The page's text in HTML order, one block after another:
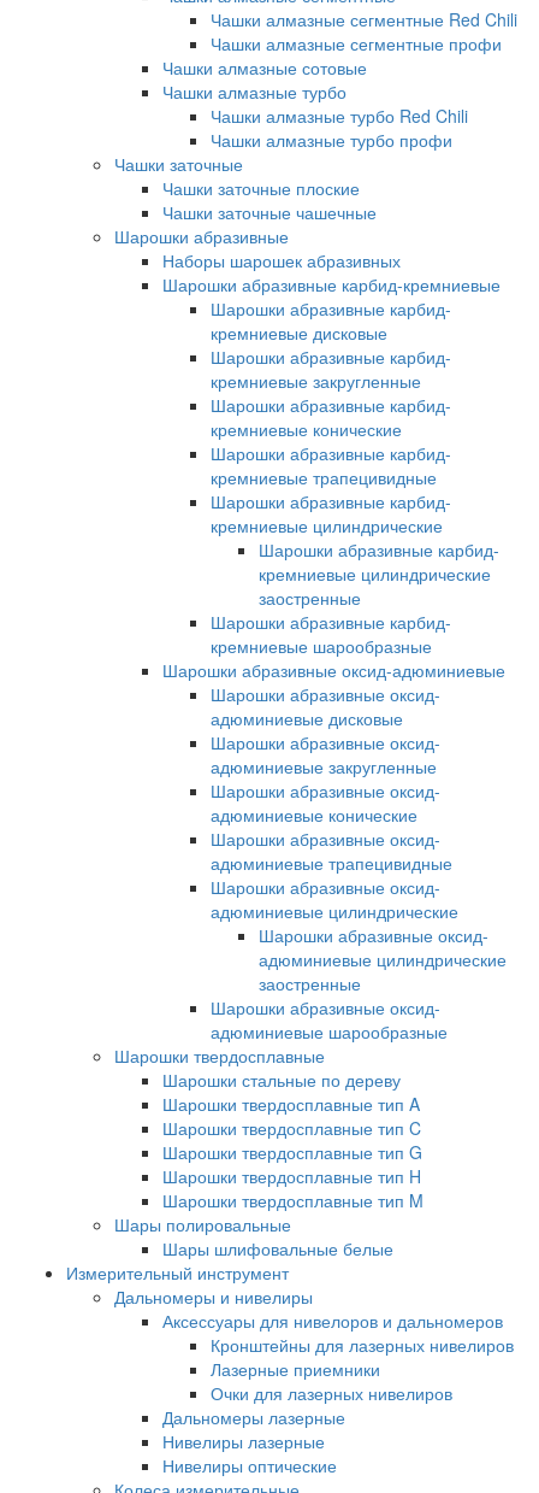
Чашки алмазные сегментные Red Chili
Чашки алмазные сегментные профи
Чашки алмазные сотовые
Чашки алмазные турбо
Чашки алмазные турбо Red Chili
Чашки алмазные турбо профи
Чашки заточные
Чашки заточные плоские
Чашки заточные чашечные
Шарошки абразивные
Наборы шарошек абразивных
Шарошки абразивные карбид-кремниевые
Шарошки абразивные карбид-
кремниевые дисковые
Шарошки абразивные карбид-
кремниевые закругленные
Шарошки абразивные карбид-
кремниевые конические
Шарошки абразивные карбид-
кремниевые трапецивидные
Шарошки абразивные карбид-
кремниевые цилиндрические
Шарошки абразивные карбид-
кремниевые цилиндрические
заостренные
Шарошки абразивные карбид-
кремниевые шарообразные
Шарошки абразивные оксид-адюминиевые
Шарошки абразивные оксид-
адюминиевые дисковые
Шарошки абразивные оксид-
адюминиевые закругленные
Шарошки абразивные оксид-
адюминиевые конические
Шарошки абразивные оксид-
адюминиевые трапецивидные
Шарошки абразивные оксид-
адюминиевые цилиндрические
Шарошки абразивные оксид-
адюминиевые цилиндрические
заостренные
Шарошки абразивные оксид-
адюминиевые шарообразные
Шарошки твердосплавные
Шарошки стальные по дереву
Шарошки твердосплавные тип A
Шарошки твердосплавные тип C
Шарошки твердосплавные тип G
Шарошки твердосплавные тип H
Шарошки твердосплавные тип M
Шары полировальные
Шары шлифовальные белые
Измерительный инструмент
Дальномеры и нивелиры
Аксессуары для нивелоров и дальномеров
Кронштейны для лазерных нивелиров
Лазерные приемники
Очки для лазерных нивелиров
Дальномеры лазерные
Нивелиры лазерные
Нивелиры оптические